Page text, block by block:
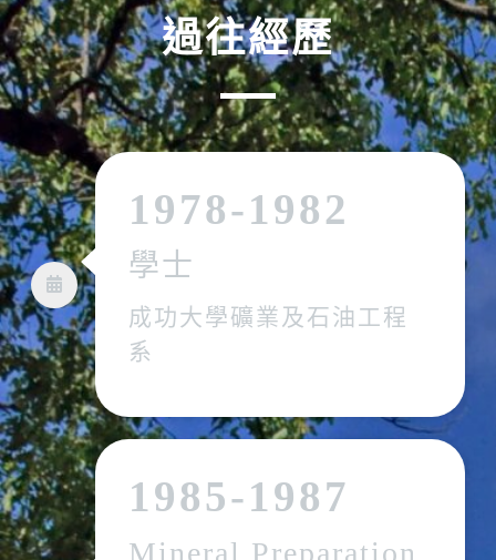
過往經歷
1978-1982
學士
成功大學礦業及石油工程
系
1985-1987